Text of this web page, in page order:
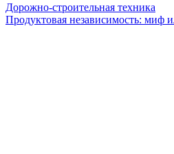
Дорожно-строительная техника
Продуктовая независимость: миф